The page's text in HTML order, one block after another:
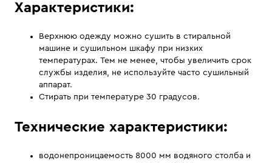
Характеристики:
Верхнюю одежду можно сушить в стиральной
машине и сушильном шкафу при низких
температурах. Тем не менее, чтобы увеличить срок
службы изделия, не используйте часто сушильный
аппарат.
Стирать при температуре 30 градусов.
Технические характеристики:
водонепроницаемость 8000 мм водяного столба и